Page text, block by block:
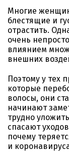
Многие
блестящие и
отрастить.
очень
влиянием
внешних
Поэтому у тех
которые
волосы, они
начинают
трудно
спасают
почему
и